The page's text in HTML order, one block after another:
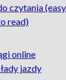
czytania(easy
read)
online
jazdy